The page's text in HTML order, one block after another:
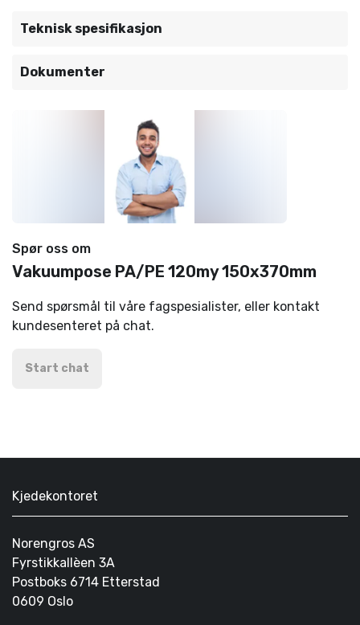
Teknisk spesifikasjon
Dokumenter
Spør oss om
Vakuumpose PA/PE 120my 150x370mm
Send spørsmål til våre fagspesialister, eller kontakt
kundesenteret på chat.
Start chat
Kjedekontoret
Norengros AS
Fyrstikkallèen 3A
Postboks 6714 Etterstad
0609 Oslo